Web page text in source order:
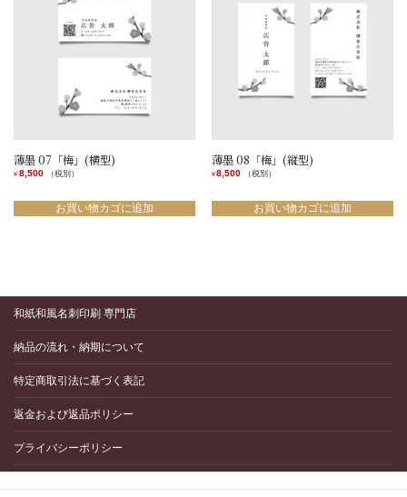
薄墨 07「梅」(横型)
¥ 8,500 （税別）
お買い物カゴに追加
薄墨 08「梅」(縦型)
¥8,500 （税別）
お買い物カゴに追加
和紙和風名刺印刷 専門店
納品の流れ・納期について
特定商取引法に基づく表記
返金および返品ポリシー
プライバシーポリシー